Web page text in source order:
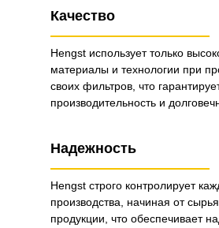
Качество
Надежность
Hengst использует только
материалы и технологии при
своих фильтров, что
производительность и
Hengst строго контролирует
производства, начиная от
продукции, что обеспечивает